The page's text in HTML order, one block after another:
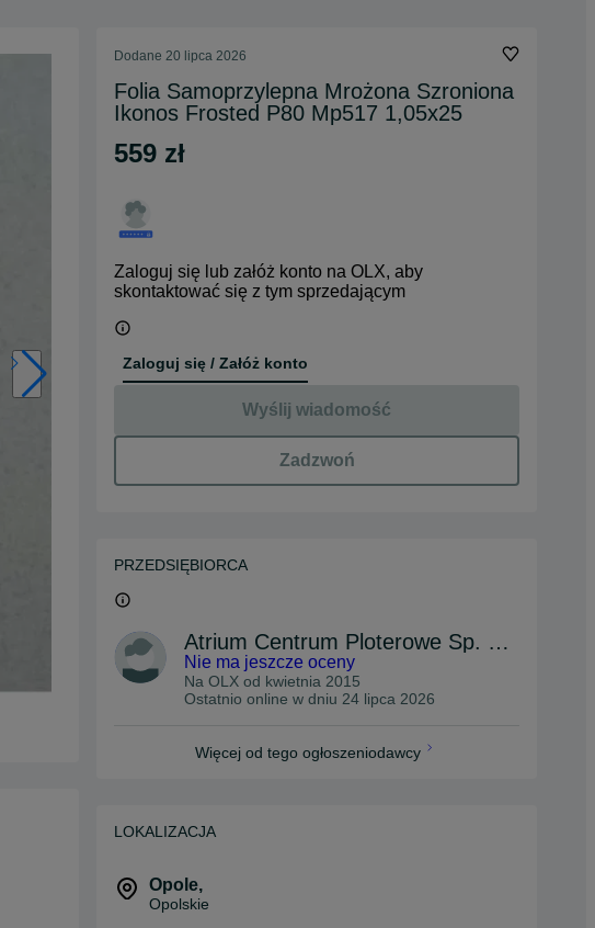
Dodane 20 lipca 2026
Folia Samoprzylepna Mrożona Szroniona
Ikonos Frosted P80 Mp517 1,05x25
559 zł
Zaloguj się lub załóż konto na OLX, aby
skontaktować się z tym sprzedającym
Zaloguj się / Załóż konto
Wyślij wiadomość
Zadzwoń
PRZEDSIĘBIORCA
Atrium Centrum Ploterowe Sp. z o.o.
Nie ma jeszcze oceny
Na OLX od kwietnia 2015
Ostatnio online w dniu 24 lipca 2026
Więcej od tego ogłoszeniodawcy
LOKALIZACJA
Opole,
Opolskie